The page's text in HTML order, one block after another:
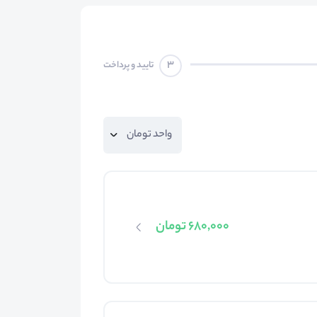
3 تایید و پرداخت
680,000 تومان